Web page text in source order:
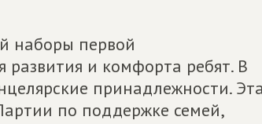
наборы первой
развития и комфорта ребят. В
принадлежности. Эта
по поддержке семей,